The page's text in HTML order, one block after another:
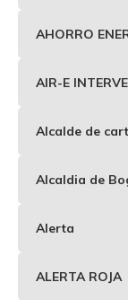
AHORRO
AIR-E
Alcalde de
Alcaldia de
Alerta
ALERTA ROJA